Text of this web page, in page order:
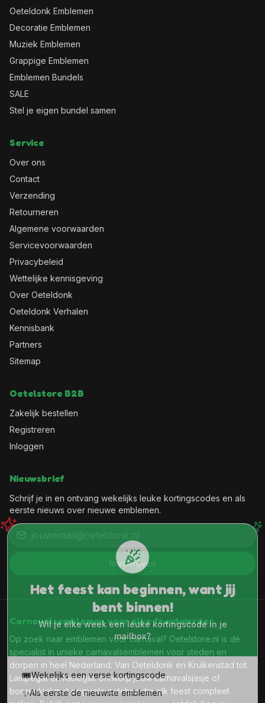
Oeteldonk Emblemen
Decoratie Emblemen
Muziek Emblemen
Grappige Emblemen
Emblemen Bundels
SALE
Stel je eigen bundel samen
Service
Over ons
Contact
Verzending
Retourneren
Algemene voorwaarden
Servicevoorwaarden
Privacybeleid
Wettelijke kennisgeving
Over Oeteldonk
Oeteldonk Verhalen
Kennisbank
Partners
Sitemap
Oetelstore B2B
Zakelijk bestellen
Registreren
Inloggen
Nieuwsbrief
Schrijf je in en ontvang wekelijks leuke kortingscodes en als
eerste nieuws over nieuwe emblemen.
Inschrijven
Carnavalsemblemen voor elke feestvierder
Op zoek naar emblemen voor carnaval? Oetelstore.nl is dé
specialist in unieke carnavalsemblemen voor steden en
dorpen in heel Nederland. Van Oeteldonk en Kruikenstad tot
Lampegat en Kielegat: ontwerp jouw carnavalsjasje of
boerenkiel met originele patches die elk feest compleet
Het feest kan beginnen, want jij
bent binnen!
Wil je elke week een leuke kortingscode in je
mailbox?
🎟️Wekelijks een verse kortingscode
✨Als eerste de nieuwste emblemen